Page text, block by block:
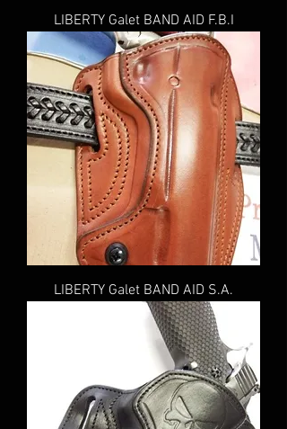
LIBERTY Galet BAND AID F.B.I
LIBERTY Galet BAND AID S.A.